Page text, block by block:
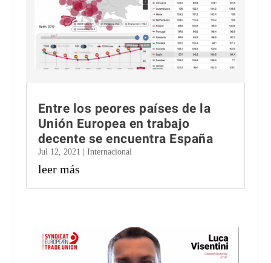
Entre los peores países de la
Unión Europea en trabajo
decente se encuentra España
Jul 12, 2021 | Internacional
leer más